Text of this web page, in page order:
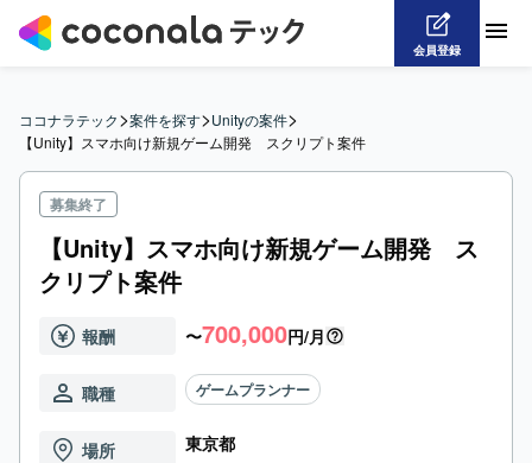
会員登録
ココナラテック>案件を探す>Unityの案件>
【Unity】スマホ向け新規ゲーム開発　スクリプト案件
募集終了
【Unity】スマホ向け新規ゲーム開発 ス
クリプト案件
報酬 〜700,000円/月
職種 ゲームプランナー
場所 東京都